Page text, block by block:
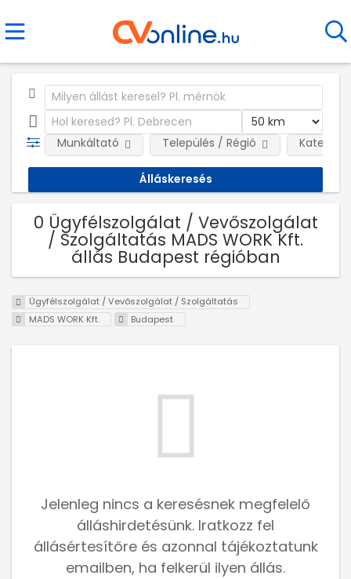
Munkáltató Település / Régió
0 Ügyfélszolgálat / Vevőszolgálat
/ Szolgáltatás MADS WORK Kft.
állás Budapest régióban
Ügyfélszolgálat / Vevőszolgálat / Szolgáltatás
MADS WORK Kft.
Budapest
Jelenleg nincs a keresésnek megfelelő
álláshirdetésünk. Iratkozz fel
állásértesítőre és azonnal tájékoztatunk
emailben, ha felkerül ilyen állás.